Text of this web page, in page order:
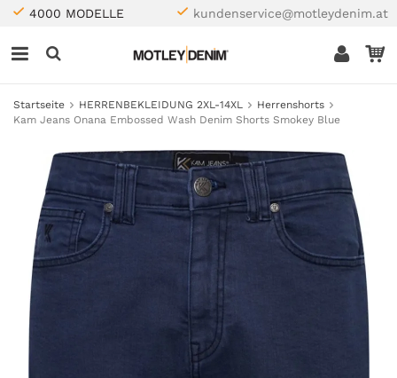
4000 MODELLE kundenservice@motleydenim.at
Startseite HERRENBEKLEIDUNG 2XL-14XL
Herrenshorts
Kam Jeans Onana Embossed Wash Denim Shorts Smokey Blue